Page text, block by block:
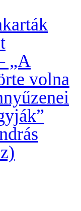
„A
volna